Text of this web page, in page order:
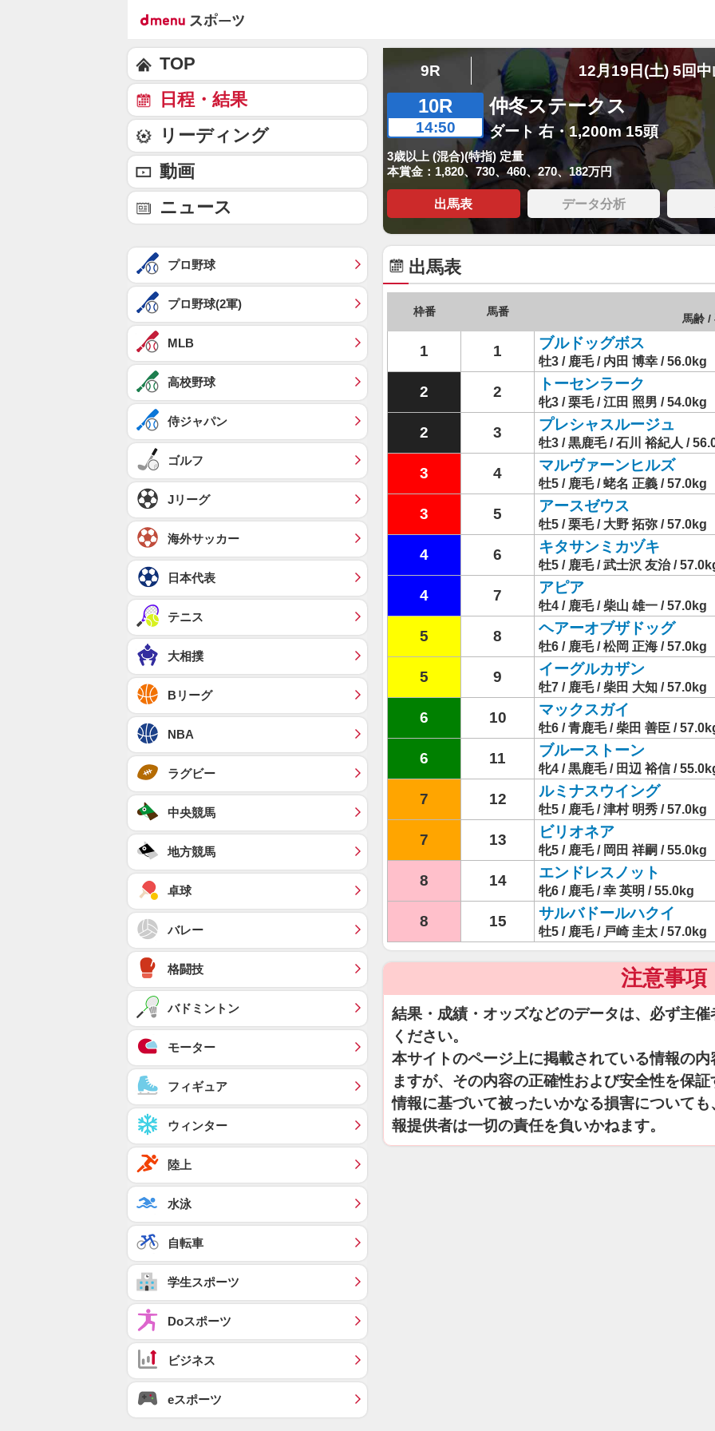
9R 12月19日(土) 5回
10R
14:50
仲冬ステークス
ダート 右・1,200m 15頭
3歳以上 (混合)(特指) 定量
本賞金：1,820、730、460、270、182万円
出馬表 データ分析
出馬表
枠番 馬番
馬齢 /
1 1 ブルドッグボス
牡3 / 鹿毛 / 内田 博幸 / 56.0kg
2 2 トーセンラーク
牝3 / 栗毛 / 江田 照男 / 54.0kg
2 3 プレシャスルージュ
牡3 / 黒鹿毛 / 石川 裕紀人 /
3 4 マルヴァーンヒルズ
牡5 / 鹿毛 / 蛯名 正義 / 57.0kg
3 5 アースゼウス
牡5 / 栗毛 / 大野 拓弥 / 57.0kg
4 6 キタサンミカヅキ
牡5 / 鹿毛 / 武士沢 友治 /
4 7 アピア
牡4 / 鹿毛 / 柴山 雄一 / 57.0kg
5 8 ヘアーオブザドッグ
牡6 / 鹿毛 / 松岡 正海 / 57.0kg
5 9 イーグルカザン
牡7 / 鹿毛 / 柴田 大知 / 57.0kg
6 10 マックスガイ
牡6 / 青鹿毛 / 柴田 善臣 /
6 11 ブルーストーン
牝4 / 黒鹿毛 / 田辺 裕信 /
7 12 ルミナスウイング
牡5 / 鹿毛 / 津村 明秀 / 57.0kg
7 13 ビリオネア
牝5 / 鹿毛 / 岡田 祥嗣 / 55.0kg
8 14 エンドレスノット
牝6 / 鹿毛 / 幸 英明 / 55.0kg
8 15 サルバドールハクイ
牡5 / 鹿毛 / 戸崎 圭太 / 57.0kg
注意事項
結果・成績・オッズなどのデータは、必ず主
ください。
本サイトのページ上に掲載されている情報の
ますが、その内容の正確性および安全性を保
情報に基づいて被ったいかなる損害について
報提供者は一切の責任を負いかねます。
TOP
日程・結果
リーディング
動画
ニュース
プロ野球
プロ野球(2軍)
MLB
高校野球
侍ジャパン
ゴルフ
Jリーグ
海外サッカー
日本代表
テニス
大相撲
Bリーグ
NBA
ラグビー
中央競馬
地方競馬
卓球
バレー
格闘技
バドミントン
モーター
フィギュア
ウィンター
陸上
水泳
自転車
学生スポーツ
Doスポーツ
ビジネス
eスポーツ